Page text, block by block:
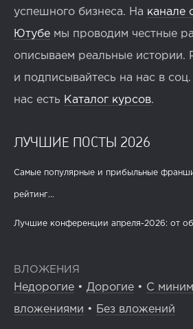
успешного бизнеса. На канале
Ютубе мы проводим честные
описываем реальные истории.
и подписывайтесь на нас в
нас есть Каталог курсов.
ЛУЧШИЕ ПОСТЫ 2026
Самые популярные и прибыльные
рейтинг...
Лучшие конференции апреля-2026: от
ВЛОЖЕНИЯ
Недорогие • Дорогие • С
вложениями • Без вложений